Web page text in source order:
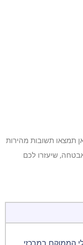
תמצאו תשובות מהירות
שיעזרו לכם
הממוקם במרכזי